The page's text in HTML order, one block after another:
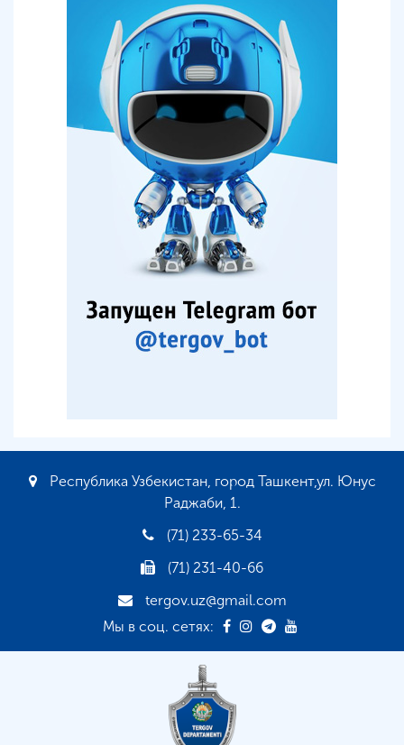
Республика Узбекистан, город Ташкент,ул. Юнус
Раджаби, 1.
(71) 233-65-34
(71) 231-40-66
tergov.uz@gmail.com
Мы в соц. сетях: